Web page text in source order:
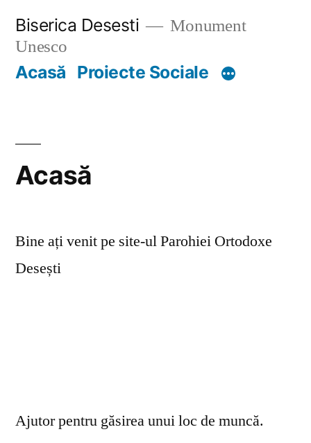
content
Biserica Desesti
Monument
Unesco
Acasă Proiecte Sociale
Acasă
Bine ați venit pe site-ul Parohiei Ortodoxe
Desești
Ajutor pentru găsirea unui loc de muncă.